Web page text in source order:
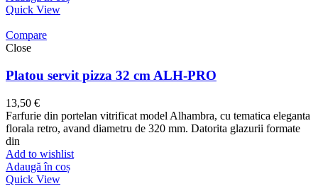
Quick View
Compare
Close
Platou servit pizza 32 cm ALH-PRO
13,50 €
Farfurie din portelan vitrificat model Alhambra, cu tematica eleganta
florala retro, avand diametru de 320 mm. Datorita glazurii formate
din
Add to wishlist
Adaugă în coș
Quick View